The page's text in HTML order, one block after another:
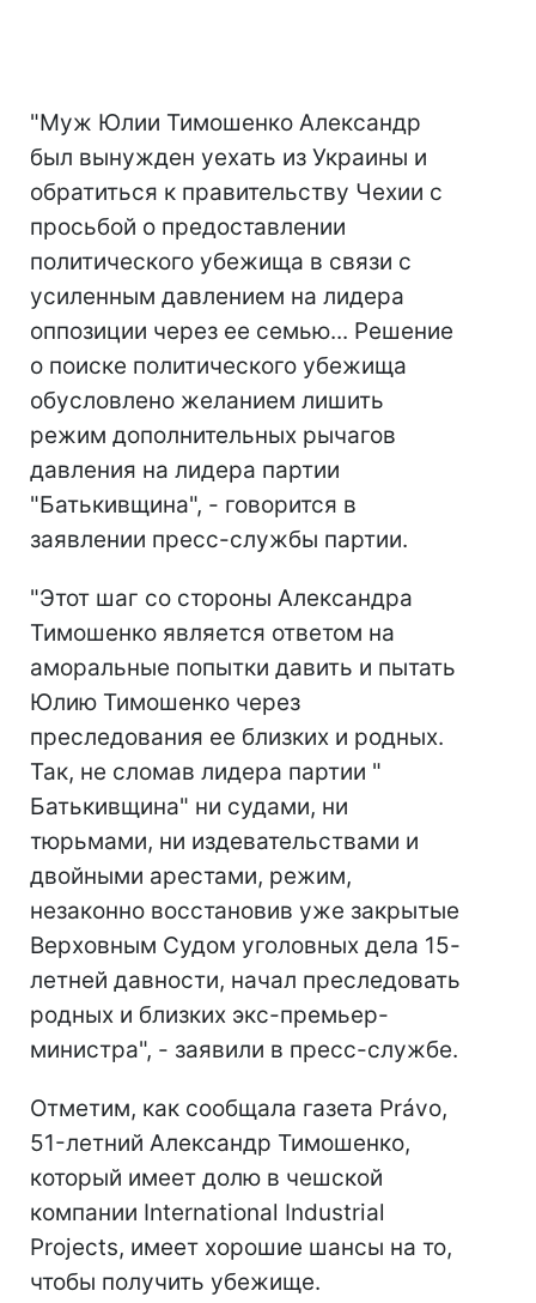
"Муж Юлии Тимошенко Александр
был вынужден уехать из Украины и
обратиться к правительству Чехии с
просьбой о предоставлении
политического убежища в связи с
усиленным давлением на лидера
оппозиции через ее семью... Решение
о поиске политического убежища
обусловлено желанием лишить
режим дополнительных рычагов
давления на лидера партии
"Батькивщина", - говорится в
заявлении пресс-службы партии.
"Этот шаг со стороны Александра
Тимошенко является ответом на
аморальные попытки давить и пытать
Юлию Тимошенко через
преследования ее близких и родных.
Так, не сломав лидера партии "
Батькивщина" ни судами, ни
тюрьмами, ни издевательствами и
двойными арестами, режим,
незаконно восстановив уже закрытые
Верховным Судом уголовных дела 15-
летней давности, начал преследовать
родных и близких экс-премьер-
министра", - заявили в пресс-службе.
Отметим, как сообщала газета Právo,
51-летний Александр Тимошенко,
который имеет долю в чешской
компании International Industrial
Projects, имеет хорошие шансы на то,
чтобы получить убежище.